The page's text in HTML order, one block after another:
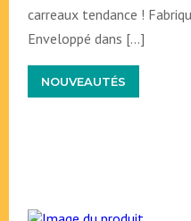
carreaux tendance !
Enveloppé dans […]
NOUVEAUTÉS